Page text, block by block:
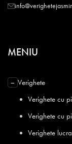
MENIU
− Verighete
Verighete cu
Verighete cu
Verighete